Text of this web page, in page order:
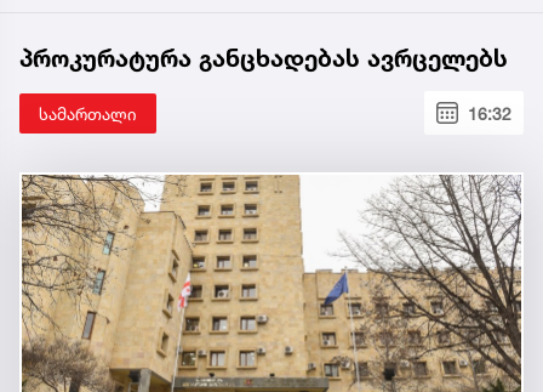
პროკურატურა განცხადებას ავრცელებს
სამართალი 16:32